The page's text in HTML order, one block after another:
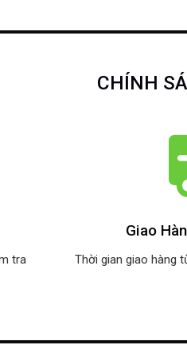
CHÍNH
tra
Giao
Thời gian giao hàng